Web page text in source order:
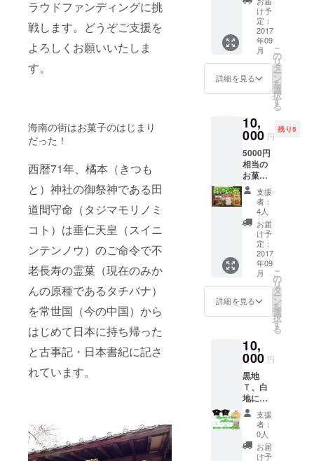
ラウドファンディングに挑
戦します。どうぞご支援を
よろしくお願いいたしま
す。
海南の街はお菓子のはじまり
だった！
西暦71年、橘本（きつも
と）神社の御祭神である田
道間守命（タジマモリノミ
コト）は垂仁天皇（スイニ
ンテンノウ）のご命令で不
老長寿の霊菓（現在のみか
んの原種であるタチバナ）
を常世国（今の中国）から
はじめて日本に持ち帰った
と古事記・日本書紀に記さ
れています。
正な温
度・湿
度管
理、品
チェッ
クの
のま
ま、
糖・酸
のバラ
ンスよ
く仕上
げて出
荷する
貯蔵み
かんで
す。 ま
た、橘
本神社
にて、
みなさ
まの健
康とご
おこ
なって
出荷い
たしま
す。
多少内
容が異
なる場
合があ
りま
す。
け予
定：
2017
年09
月
詳細を見る
こ
の
リ
タ
ー
ン
を
選
択
す
る
10,
000 円
残り5
5000円
相当の
お菓子
詰め合
わせ ※
季節に
より、
多少内
容が異
なる場
合があ
りま
す。
支援
者：
4人
お届
け予
定：
2017
年09
月
詳細を見る
こ
の
リ
タ
ー
ン
を
選
択
す
る
10,
000 円
黒地
Ｔ、白
地に青
文字、
白地に
ピンク
文字の
３タイ
支援
者：
0人
お届
け予